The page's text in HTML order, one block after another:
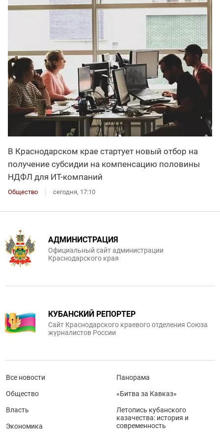
В Краснодарском крае стартует новый отбор на
получение субсидии на компенсацию половины
НДФЛ для ИT-компаний
Общество сегодня, 17:10
АДМИНИСТРАЦИЯ
Официальный сайт администрации
Краснодарского края
КУБАНСКИЙ РЕПОРТЕР
Сайт Краснодарского краевого отделения Союза
журналистов России
Все новости
Общество
Власть
Экономика
Панорама
«Битва за Кавказ»
Летопись кубанского
казачества: история и
современность